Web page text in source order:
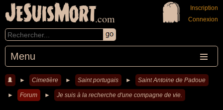
JeSuisMort.com
Menu
Inscription
Connexion
► Cimetière ► Saint portugais ► Saint Antoine de Padoue
► Forum ► Je suis à la recherche d'une compagne de vie.